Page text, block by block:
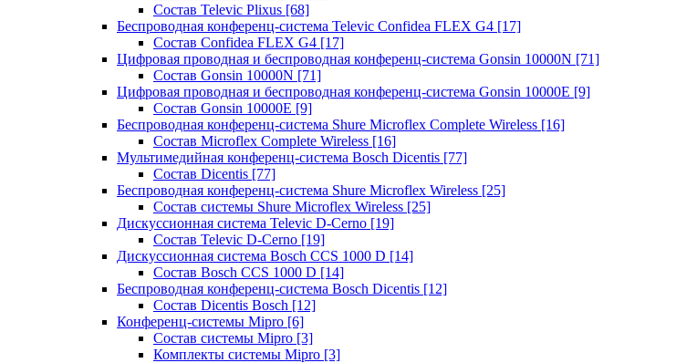
Состав Televic Plixus [68]
Беспроводная конференц-система Televic Confidea FLEX G4 [17]
Состав Confidea FLEX G4 [17]
Цифровая проводная и беспроводная конференц-система Gonsin 10000N [71]
Состав Gonsin 10000N [71]
Цифровая проводная и беспроводная конференц-система Gonsin 10000E [9]
Состав Gonsin 10000E [9]
Беспроводная конференц-система Shure Microflex Complete Wireless [16]
Состав Microflex Complete Wireless [16]
Мультимедийная конференц-система Bosch Dicentis [77]
Состав Dicentis [77]
Беспроводная конференц-система Shure Microflex Wireless [25]
Состав системы Shure Microflex Wireless [25]
Дискуссионная система Televic D-Cerno [19]
Состав Televic D-Cerno [19]
Дискуссионная система Bosch CCS 1000 D [14]
Состав Bosch CCS 1000 D [14]
Беспроводная конференц-система Bosch Dicentis [12]
Состав Dicentis Bosch [12]
Конференц-системы Mipro [6]
Состав системы Mipro [3]
Комплекты системы Mipro [3]